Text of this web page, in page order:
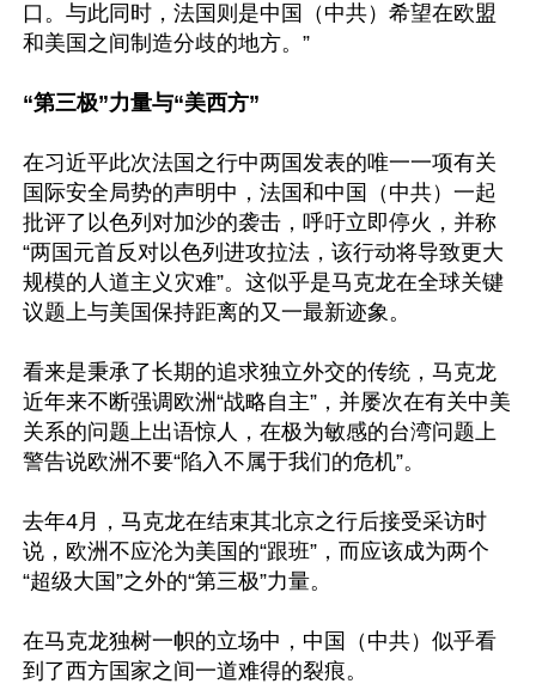
口。与此同时，法国则是中国（中共）希望在欧盟
和美国之间制造分歧的地方。”
“第三极”力量与“美西方”
在习近平此次法国之行中两国发表的唯一一项有关
国际安全局势的声明中，法国和中国（中共）一起
批评了以色列对加沙的袭击，呼吁立即停火，并称
“两国元首反对以色列进攻拉法，该行动将导致更大
规模的人道主义灾难”。这似乎是马克龙在全球关键
议题上与美国保持距离的又一最新迹象。
看来是秉承了长期的追求独立外交的传统，马克龙
近年来不断强调欧洲“战略自主”，并屡次在有关中美
关系的问题上出语惊人，在极为敏感的台湾问题上
警告说欧洲不要“陷入不属于我们的危机”。
去年4月，马克龙在结束其北京之行后接受采访时
说，欧洲不应沦为美国的“跟班”，而应该成为两个
“超级大国”之外的“第三极”力量。
在马克龙独树一帜的立场中，中国（中共）似乎看
到了西方国家之间一道难得的裂痕。